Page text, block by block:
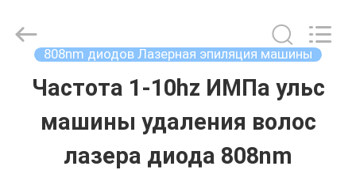
ДОМ
ПРОДУКТЫ
поставщик.
Copyright
shrlasermachine.com.
808nm диодов Лазерная эпиляция машины
Частота 1-10hz ИМПа ульс
машины удаления волос
лазера диода 808nm